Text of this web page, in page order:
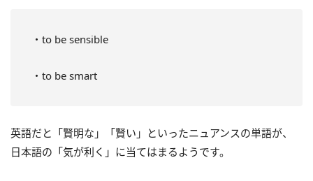
・to be sensible
・to be smart
英語だと「賢明な」「賢い」といったニュアンスの単語が、
日本語の「気が利く」に当てはまるようです。